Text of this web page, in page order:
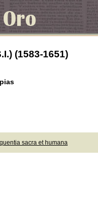
(1583-1651)
sacra et humana